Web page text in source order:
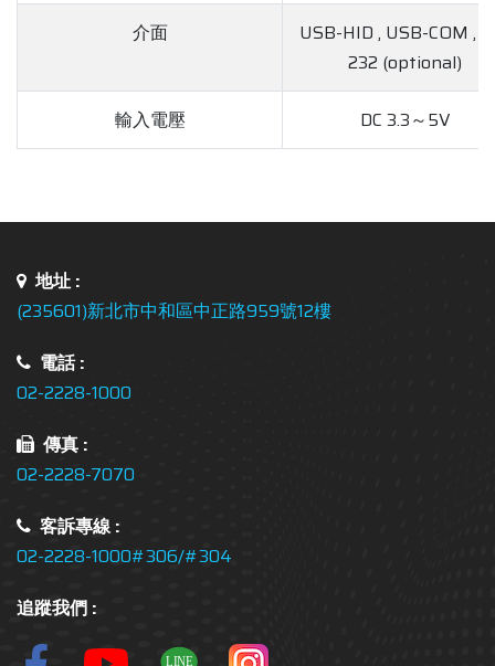
介面
USB-HID , USB-COM ,
232 (optional)
輸入電壓 DC 3.3～5V
地址 :
(235601)新北市中和區中正路959號12樓
電話 :
02-2228-1000
傳真 :
02-2228-7070
客訴專線 :
02-2228-1000#306/#304
追蹤我們 :